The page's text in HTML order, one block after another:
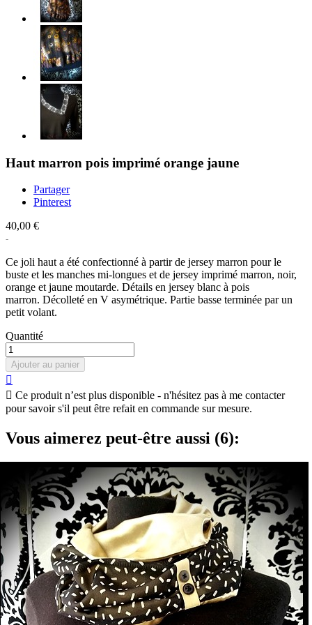
Haut marron pois imprimé orange jaune
Partager
Pinterest
40,00 €
Ce joli haut a été confectionné à partir de jersey marron pour le
buste et les manches mi-longues et de jersey imprimé marron, noir,
orange et jaune moutarde. Détails en jersey blanc à pois
marron. Décolleté en V asymétrique. Partie basse terminée par un
petit volant.
Quantité
Ajouter au panier

 Ce produit n’est plus disponible - n'hésitez pas à me contacter
pour savoir s'il peut être refait en commande sur mesure.
Vous aimerez peut-être aussi (6):